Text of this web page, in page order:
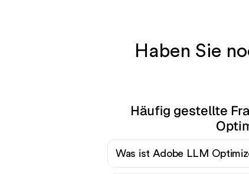
Haben Sie
Häufig gestellte
Was ist Adobe LLM